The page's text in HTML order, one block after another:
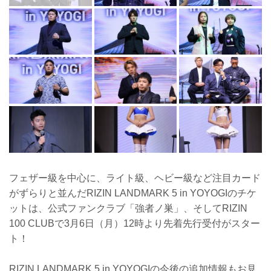
フェザー級を中心に、ライト級、ヘビー級など注目カード
がずらりと並んだRIZIN LANDMARK 5 in YOYOGIのチケ
ットは、公式ファンクラブ「強者ノ巣」、そしてRIZIN
100 CLUBで3月6日（月）12時より先着先行受付がスター
ト！